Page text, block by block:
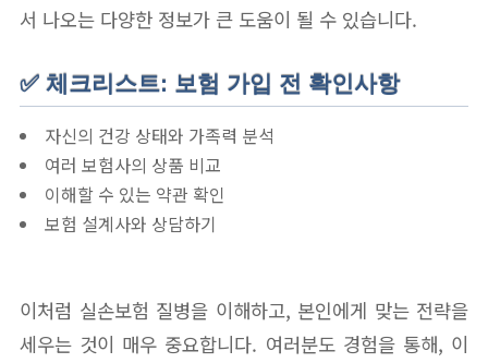
서 나오는 다양한 정보가 큰 도움이 될 수 있습니다.
✅ 체크리스트: 보험 가입 전 확인사항
자신의 건강 상태와 가족력 분석
여러 보험사의 상품 비교
이해할 수 있는 약관 확인
보험 설계사와 상담하기
이처럼 실손보험 질병을 이해하고, 본인에게 맞는 전략을
세우는 것이 매우 중요합니다. 여러분도 경험을 통해, 이